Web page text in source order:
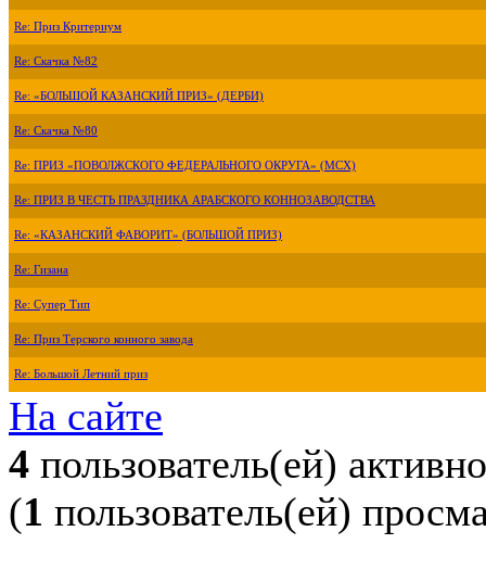
Re: Приз Критериум
Re: Скачка №82
Re: «БОЛЬШОЙ КАЗАНСКИЙ ПРИЗ» (ДЕРБИ)
Re: Скачка №80
Re: ПРИЗ «ПОВОЛЖСКОГО ФЕДЕРАЛЬНОГО ОКРУГА» (МСХ)
Re: ПРИЗ В ЧЕСТЬ ПРАЗДНИКА АРАБСКОГО КОННОЗАВОДСТВА
Re: «КАЗАНСКИЙ ФАВОРИТ» (БОЛЬШОЙ ПРИЗ)
Re: Гизана
Re: Супер Тип
Re: Приз Терского конного завода
Re: Большой Летний приз
На сайте
4 пользователь(ей) активно
(1 пользователь(ей)